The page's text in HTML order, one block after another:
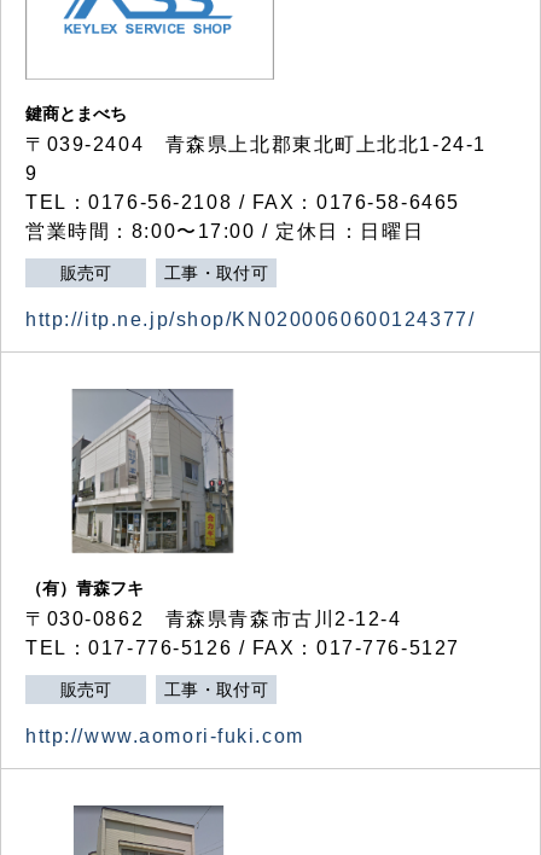
鍵商とまべち
〒039-2404 青森県上北郡東北町上北北1-24-1
9
TEL：0176-56-2108 / FAX：0176-58-6465
営業時間：8:00〜17:00 / 定休日：日曜日
販売可 工事・取付可
http://itp.ne.jp/shop/KN0200060600124377/
（有）青森フキ
〒030-0862 青森県青森市古川2-12-4
TEL：017-776-5126 / FAX：017-776-5127
販売可 工事・取付可
http://www.aomori-fuki.com